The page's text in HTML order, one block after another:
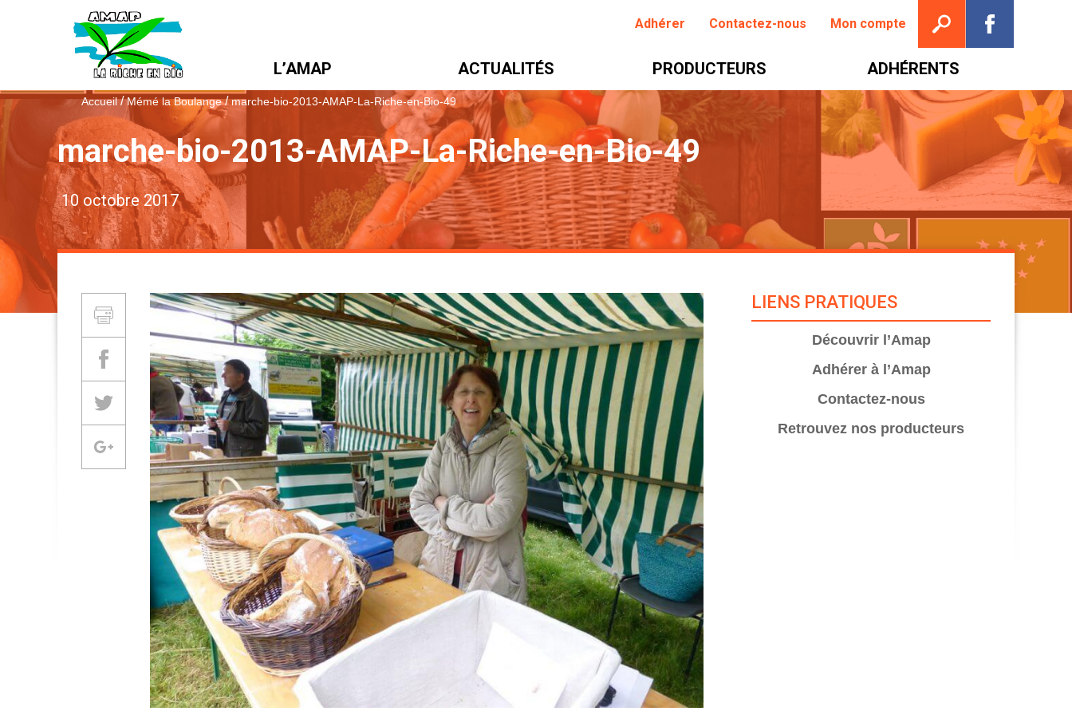
Adhérer Contactez-nous Mon compte
L’AMAP ACTUALITÉS PRODUCTEURS ADHÉRENTS
Ouvrir la recherche
Accueil/Mémé la Boulange/marche-bio-2013-AMAP-La-Riche-en-Bio-49
marche-bio-2013-AMAP-La-Riche-en-Bio-49
10 octobre 2017
Partager et Imprimer
Imprimer
Partager sur Facebook
Partager sur Twitter
Partager sur Google +
LIENS PRATIQUES
Découvrir l’Amap
Adhérer à l’Amap
Contactez-nous
Retrouvez nos producteurs